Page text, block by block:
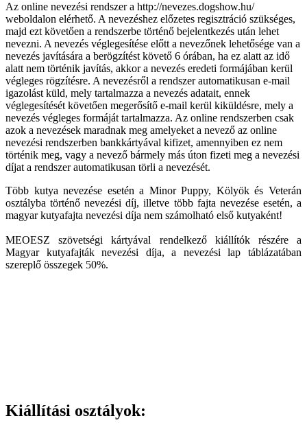
Az online nevezési rendszer a http://nevezes.dogshow.hu/
weboldalon elérhető. A nevezéshez előzetes regisztráció szükséges,
majd ezt követően a rendszerbe történő bejelentkezés után lehet
nevezni. A nevezés véglegesítése előtt a nevezőnek lehetősége van a
nevezés javítására a berögzítést követő 6 órában, ha ez alatt az idő
alatt nem történik javítás, akkor a nevezés eredeti formájában kerül
végleges rögzítésre. A nevezésről a rendszer automatikusan e-mail
igazolást küld, mely tartalmazza a nevezés adatait, ennek
véglegesítését követően megerősítő e-mail kerül kiküldésre, mely a
nevezés végleges formáját tartalmazza. Az online rendszerben csak
azok a nevezések maradnak meg amelyeket a nevező az online
nevezési rendszerben bankkártyával kifizet, amennyiben ez nem
történik meg, vagy a nevező bármely más úton fizeti meg a nevezési
díjat a rendszer automatikusan törli a nevezését.
Több kutya nevezése esetén a Minor Puppy, Kölyök és Veterán
osztályba történő nevezési díj, illetve több fajta nevezése esetén, a
magyar kutyafajta nevezési díja nem számolható első kutyaként!
MEOESZ szövetségi kártyával rendelkező kiállítók részére a
Magyar kutyafajták nevezési díja, a nevezési lap táblázatában
szereplő összegek 50%.
Kiállítási osztályok: